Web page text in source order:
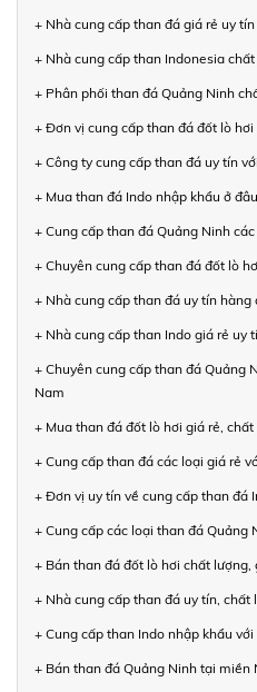
+ Nhà cung cấp than đá giá rẻ uy
+ Nhà cung cấp than Indonesia
+ Phân phối than đá Quảng Ninh
+ Đơn vị cung cấp than đá đốt lò
+ Công ty cung cấp than đá uy tín
+ Mua than đá Indo nhập khẩu ở
+ Cung cấp than đá Quảng Ninh
+ Chuyên cung cấp than đá đốt lò
+ Nhà cung cấp than đá uy tín hàng
+ Nhà cung cấp than Indo giá rẻ uy
+ Chuyên cung cấp than đá Quảng
Nam
+ Mua than đá đốt lò hơi giá rẻ, chất
+ Cung cấp than đá các loại giá rẻ
+ Đơn vị uy tín về cung cấp than đá
+ Cung cấp các loại than đá Quảng
+ Bán than đá đốt lò hơi chất lượng,
+ Nhà cung cấp than đá uy tín, chất
+ Cung cấp than Indo nhập khẩu
+ Bán than đá Quảng Ninh tại